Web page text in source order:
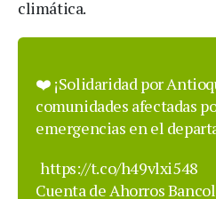
climática.
❤️ ¡Solidaridad por
comunidades afectadas
emergencias en el
https://t.co/h49vlxi548
Cuenta de Ahorros